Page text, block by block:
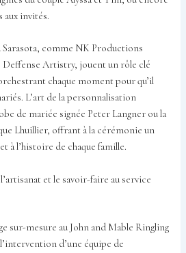
aux invités.
Sarasota, comme NK Productions
Deffense Artistry, jouent un rôle clé
chaque moment pour qu’il
L’art de la personnalisation
de mariée signée Peter Langner ou la
Lhuillier, offrant à la cérémonie un
à l’histoire de chaque famille.
et le savoir-faire au service
sur-mesure au John and Mable Ringling
d’une équipe de